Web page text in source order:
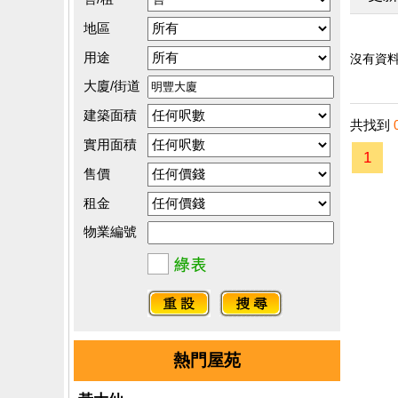
地區
用途
大廈/街道
建築面積
實用面積
售價
租金
物業編號
熱門屋苑
沒有資料
共找到
1